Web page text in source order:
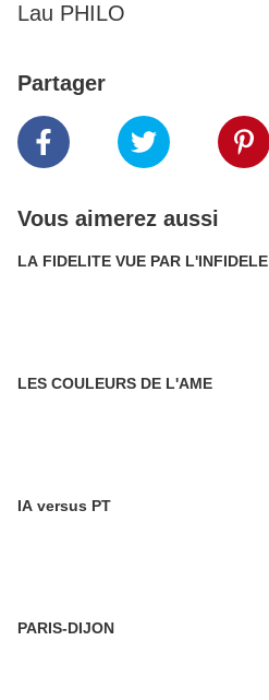
Lau PHILO
Partager
Vous aimerez aussi
LA FIDELITE VUE PAR L'INFIDELE
LES COULEURS DE L'AME
IA versus PT
PARIS-DIJON